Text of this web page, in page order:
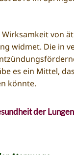
von
widmet. Die in
es ein Mittel,
könnte.
der